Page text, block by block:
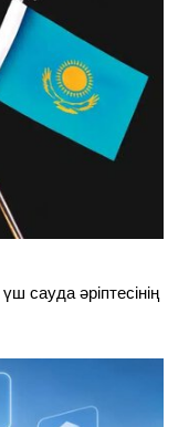
сауда әріптесінің